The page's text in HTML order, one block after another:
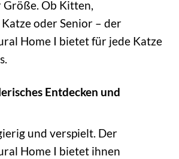
Ob Kitten,
oder Senior – der
Home I bietet für jede Katze
Entdecken und
und verspielt. Der
Home I bietet ihnen